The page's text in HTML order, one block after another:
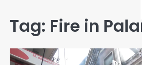
Tag: Fire in